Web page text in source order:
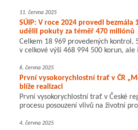
11. června 2025
SÚIP: V roce 2024 provedl bezmála
udělil pokuty za téměř 470 miliónů
Celkem 18 969 provedených kontrol,
v celkové výši 468 994 500 korun, ale
6. června 2025
První vysokorychlostní trať v ČR
blíže realizaci
První vysokorychlostní trať v České
procesu posouzení vlivů na životní
4. června 2025